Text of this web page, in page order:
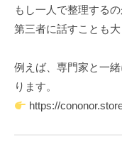
もし一人で整理する
第三者に話すことも大
例えば、専門家と一
ります。
https://